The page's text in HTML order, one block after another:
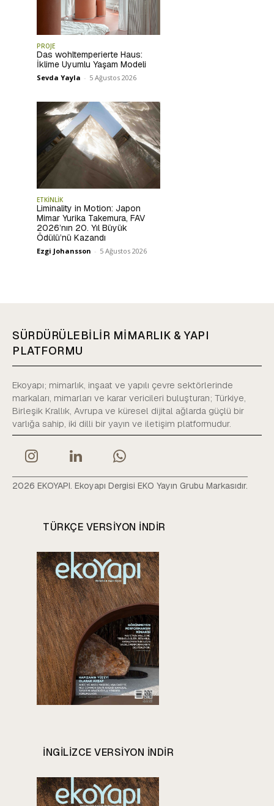
PROJE
Das wohltemperierte Haus:
İklime Uyumlu Yaşam Modeli
Sevda Yayla - 5 Ağustos 2026
ETKİNLİK
Liminality in Motion: Japon
Mimar Yurika Takemura, FAV
2026’nın 20. Yıl Büyük
Ödülü’nü Kazandı
Ezgi Johansson - 5 Ağustos 2026
SÜRDÜRÜLEBİLİR MİMARLIK & YAPI
PLATFORMU
Ekoyapı; mimarlık, inşaat ve yapılı çevre sektörlerinde
markaları, mimarları ve karar vericileri buluşturan; Türkiye,
Birleşik Krallık, Avrupa ve küresel dijital ağlarda güçlü bir
varlığa sahip, iki dilli bir yayın ve iletişim platformudur.
2026 EKOYAPI. Ekoyapı Dergisi EKO Yayın Grubu Markasıdır.
TÜRKÇE VERSIYON INDIR
INGILIZCE VERSIYON INDIR